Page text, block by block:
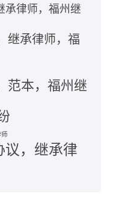
承律师，福州继
继承律师，福
范本，福州继
议，继承律